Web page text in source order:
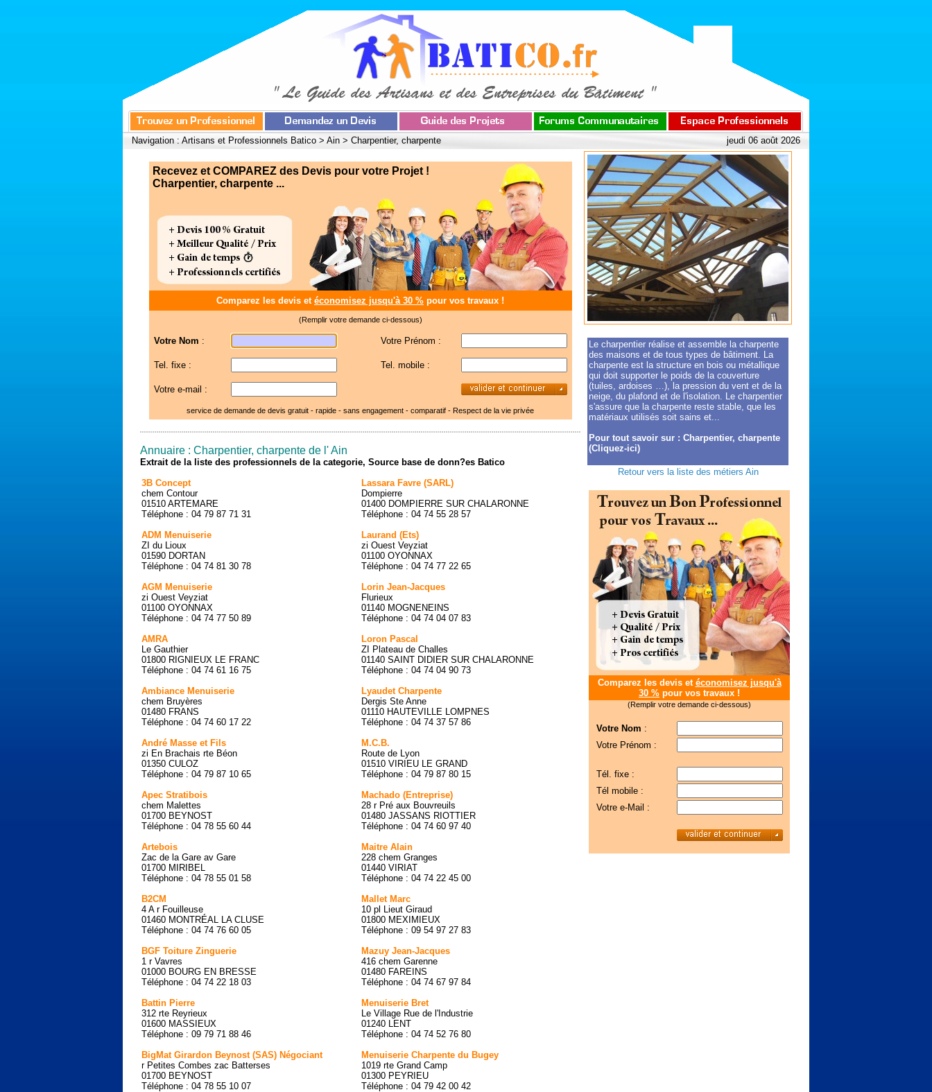
Navigation : Artisans et Professionnels Batico > Ain > Charpentier, charpente jeudi 06 août 2026
Recevez et COMPAREZ des Devis pour votre Projet !
Charpentier, charpente ...
Comparez les devis et économisez jusqu'à 30 % pour vos travaux !
(Remplir votre demande ci-dessous)
Votre Nom : Votre Prénom :
Tel. fixe : Tel. mobile :
Votre e-mail :
service de demande de devis gratuit - rapide - sans engagement - comparatif - Respect de la vie privée
Annuaire : Charpentier, charpente de l' Ain
Extrait de la liste des professionnels de la categorie, Source base de donn?es Batico
3B Concept
chem Contour
01510 ARTEMARE
Téléphone : 04 79 87 71 31
ADM Menuiserie
ZI du Lioux
01590 DORTAN
Téléphone : 04 74 81 30 78
AGM Menuiserie
zi Ouest Veyziat
01100 OYONNAX
Téléphone : 04 74 77 50 89
AMRA
Le Gauthier
01800 RIGNIEUX LE FRANC
Téléphone : 04 74 61 16 75
Ambiance Menuiserie
chem Bruyères
01480 FRANS
Téléphone : 04 74 60 17 22
André Masse et Fils
zi En Brachais rte Béon
01350 CULOZ
Téléphone : 04 79 87 10 65
Apec Stratibois
chem Malettes
01700 BEYNOST
Téléphone : 04 78 55 60 44
Artebois
Zac de la Gare av Gare
01700 MIRIBEL
Téléphone : 04 78 55 01 58
B2CM
4 A r Fouilleuse
01460 MONTRÉAL LA CLUSE
Téléphone : 04 74 76 60 05
BGF Toiture Zinguerie
1 r Vavres
01000 BOURG EN BRESSE
Téléphone : 04 74 22 18 03
Battin Pierre
312 rte Reyrieux
01600 MASSIEUX
Téléphone : 09 79 71 88 46
BigMat Girardon Beynost (SAS) Négociant
r Petites Combes zac Batterses
01700 BEYNOST
Téléphone : 04 78 55 10 07
Lassara Favre (SARL)
Dompierre
01400 DOMPIERRE SUR CHALARONNE
Téléphone : 04 74 55 28 57
Laurand (Ets)
zi Ouest Veyziat
01100 OYONNAX
Téléphone : 04 74 77 22 65
Lorin Jean-Jacques
Flurieux
01140 MOGNENEINS
Téléphone : 04 74 04 07 83
Loron Pascal
ZI Plateau de Challes
01140 SAINT DIDIER SUR CHALARONNE
Téléphone : 04 74 04 90 73
Lyaudet Charpente
Dergis Ste Anne
01110 HAUTEVILLE LOMPNES
Téléphone : 04 74 37 57 86
M.C.B.
Route de Lyon
01510 VIRIEU LE GRAND
Téléphone : 04 79 87 80 15
Machado (Entreprise)
28 r Pré aux Bouvreuils
01480 JASSANS RIOTTIER
Téléphone : 04 74 60 97 40
Maitre Alain
228 chem Granges
01440 VIRIAT
Téléphone : 04 74 22 45 00
Mallet Marc
10 pl Lieut Giraud
01800 MEXIMIEUX
Téléphone : 09 54 97 27 83
Mazuy Jean-Jacques
416 chem Garenne
01480 FAREINS
Téléphone : 04 74 67 97 84
Menuiserie Bret
Le Village Rue de l'Industrie
01240 LENT
Téléphone : 04 74 52 76 80
Menuiserie Charpente du Bugey
1019 rte Grand Camp
01300 PEYRIEU
Téléphone : 04 79 42 00 42
Le charpentier réalise et assemble la charpente
des maisons et de tous types de bâtiment. La
charpente est la structure en bois ou métallique
qui doit supporter le poids de la couverture
(tuiles, ardoises …), la pression du vent et de la
neige, du plafond et de l'isolation. Le charpentier
s'assure que la charpente reste stable, que les
matériaux utilisés soit sains et...
Pour tout savoir sur : Charpentier, charpente
(Cliquez-ici)
Retour vers la liste des métiers Ain
Comparez les devis et économisez jusqu'à
30 % pour vos travaux !
(Remplir votre demande ci-dessous)
Votre Nom :
Votre Prénom :
Tél. fixe :
Tél mobile :
Votre e-Mail :